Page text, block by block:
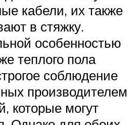
кабели, их также
в стяжку.
особенностью
теплого пола
соблюдение
производителем
которые могут